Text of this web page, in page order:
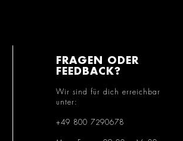
FRAGEN ODER
FEEDBACK?
Wir sind für dich erreichbar
unter:
+49 800 7290678